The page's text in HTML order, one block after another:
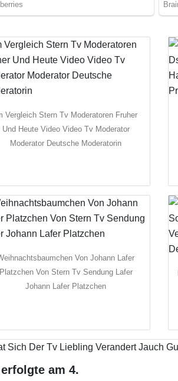
Vergleich Stern Tv Moderatoren Fruher
Und Heute Video Video Tv Moderator
Moderator Deutsche Moderatorin
Von Johann Lafer
Platzchen Von Stern Tv Sendung Lafer
Johann Lafer Platzchen
am 4.